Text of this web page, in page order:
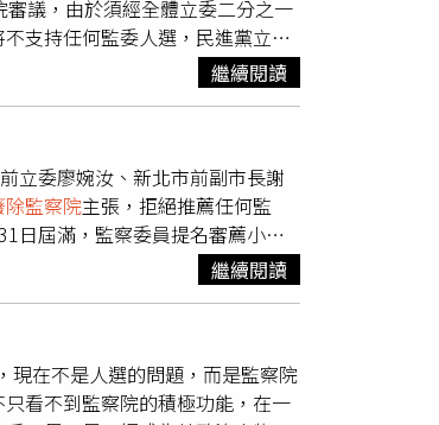
護廉政、伸張人權及監督政府的
選，再爭取修憲廢除監察院。在
將成為下階段政治焦點。
議，由於須經全體立委二分之一
支持任何監委人選，民進黨立法
面推動改革，「而非只用嘴
》規定，人事案須獲超過全體立
民眾黨表態不支持任何監委人
憲。他說，到底台灣未來要走三
意從制度面進行調整；至於台灣
要民進黨政府提出監委名單，不
黨政府，而非真正對政府改造有
題，討論五院體制未來如何調
葛；民進黨即使提出再優秀的人
繼續閱讀
立委廖婉汝、新北市前副市長謝
除監察院主張，拒絕推薦任何監
日屆滿，監察委員提名審薦小組
任監察院長、現任監察委員王榮
野以客觀角度審視被提名人，維持
院已淪為「酬庸院」與「打手
血汗錢。
繼續閱讀
現在不是人選的問題，而是監察院
只看不到監察院的積極功能，在一